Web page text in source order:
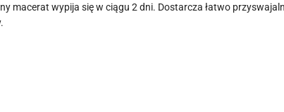
macerat wypija się w ciągu 2 dni. Dostarcza łatwo